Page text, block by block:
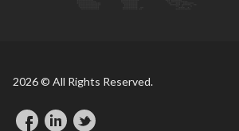
2026 © All Rights Reserved.